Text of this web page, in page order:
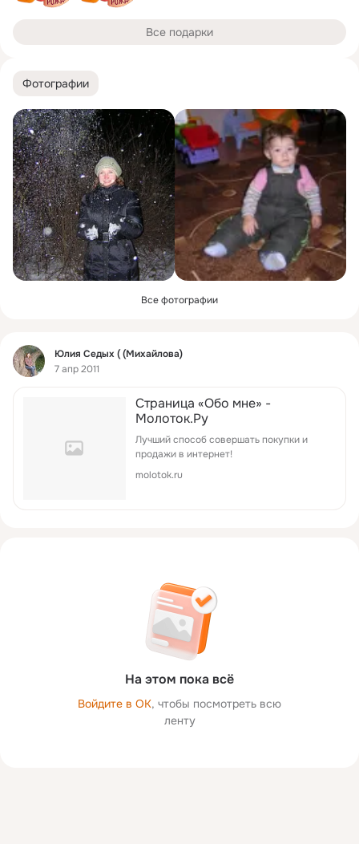
Фотографии
Все фотографии
Фид
Юлия Седых ( (Михайлова)
7 апр 2011
Страница «Обо мне» -
Молоток.Ру
Лучший способ совершать покупки и
продажи в интернет!
molotok.ru
На этом пока всё
Войдите в ОК, чтобы посмотреть всю
ленту
Все подарки